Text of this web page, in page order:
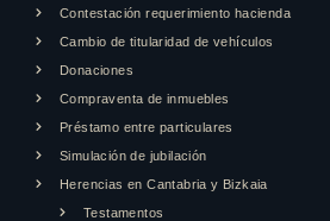
Contestación requerimiento hacienda
Cambio de titularidad de vehículos
Donaciones
Compraventa de inmuebles
Préstamo entre particulares
Simulación de jubilación
Herencias en Cantabria y Bizkaia
Testamentos